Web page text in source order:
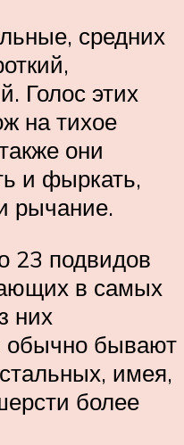
средних
Голос этих
на тихое
они
и фыркать,
рычание.
23 подвидов
в самых
них
обычно бывают
имея,
более